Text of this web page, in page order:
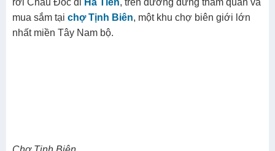
Rừng Tràm Trà Sư
Ngày 02: AN GIANG – KIÊN GIANG (Ăn sáng, trưa,